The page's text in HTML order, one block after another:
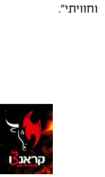
וחוויתי".